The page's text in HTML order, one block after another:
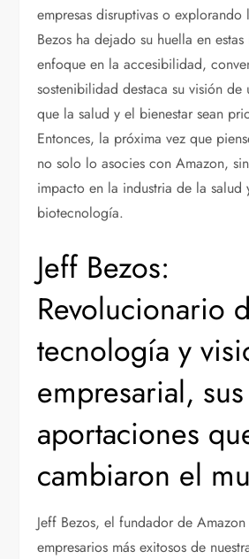
empresas disruptivas o
Bezos ha dejado su huella en
enfoque en la accesibilidad,
sostenibilidad destaca su visión de
que la salud y el bienestar sean
Entonces, la próxima vez que
no solo lo asocies con Amazon,
impacto en la industria de la salud
biotecnología.
Jeff Bezos:
Revolucionario
tecnología y
empresarial, sus
aportaciones
cambiaron el
Jeff Bezos, el fundador de
empresarios más exitosos de